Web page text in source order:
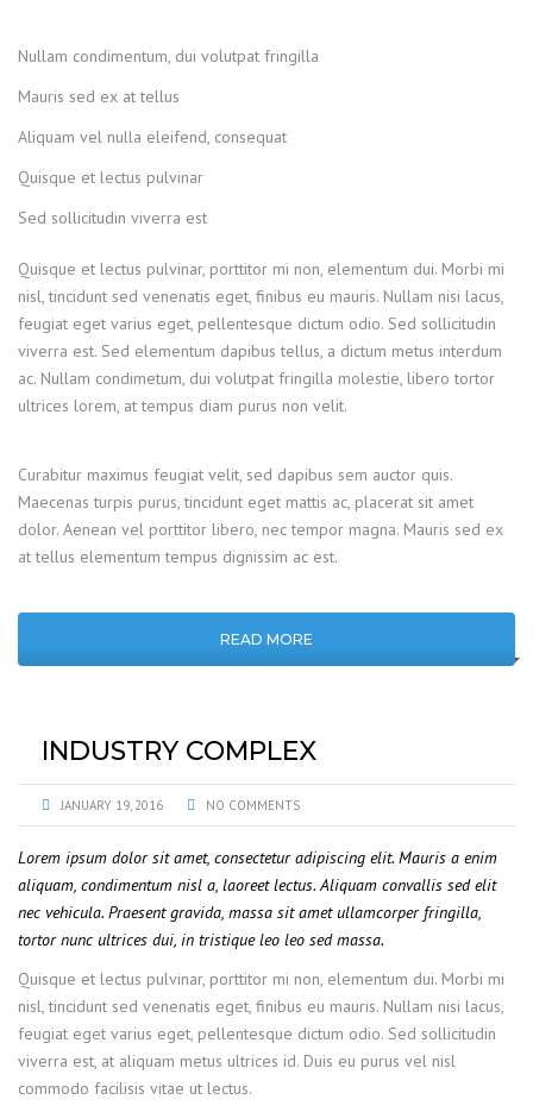
Nullam condimentum, dui volutpat fringilla
Mauris sed ex at tellus
Aliquam vel nulla eleifend, consequat
Quisque et lectus pulvinar
Sed sollicitudin viverra est
Quisque et lectus pulvinar, porttitor mi non, elementum dui. Morbi mi
nisl, tincidunt sed venenatis eget, finibus eu mauris. Nullam nisi lacus,
feugiat eget varius eget, pellentesque dictum odio. Sed sollicitudin
viverra est. Sed elementum dapibus tellus, a dictum metus interdum
ac. Nullam condimetum, dui volutpat fringilla molestie, libero tortor
ultrices lorem, at tempus diam purus non velit.
Curabitur maximus feugiat velit, sed dapibus sem auctor quis.
Maecenas turpis purus, tincidunt eget mattis ac, placerat sit amet
dolor. Aenean vel porttitor libero, nec tempor magna. Mauris sed ex
at tellus elementum tempus dignissim ac est.
READ MORE
INDUSTRY COMPLEX
JANUARY 19, 2016 NO COMMENTS
Lorem ipsum dolor sit amet, consectetur adipiscing elit. Mauris a enim
aliquam, condimentum nisl a, laoreet lectus. Aliquam convallis sed elit
nec vehicula. Praesent gravida, massa sit amet ullamcorper fringilla,
tortor nunc ultrices dui, in tristique leo leo sed massa.
Quisque et lectus pulvinar, porttitor mi non, elementum dui. Morbi mi
nisl, tincidunt sed venenatis eget, finibus eu mauris. Nullam nisi lacus,
feugiat eget varius eget, pellentesque dictum odio. Sed sollicitudin
viverra est, at aliquam metus ultrices id. Duis eu purus vel nisl
commodo facilisis vitae ut lectus.